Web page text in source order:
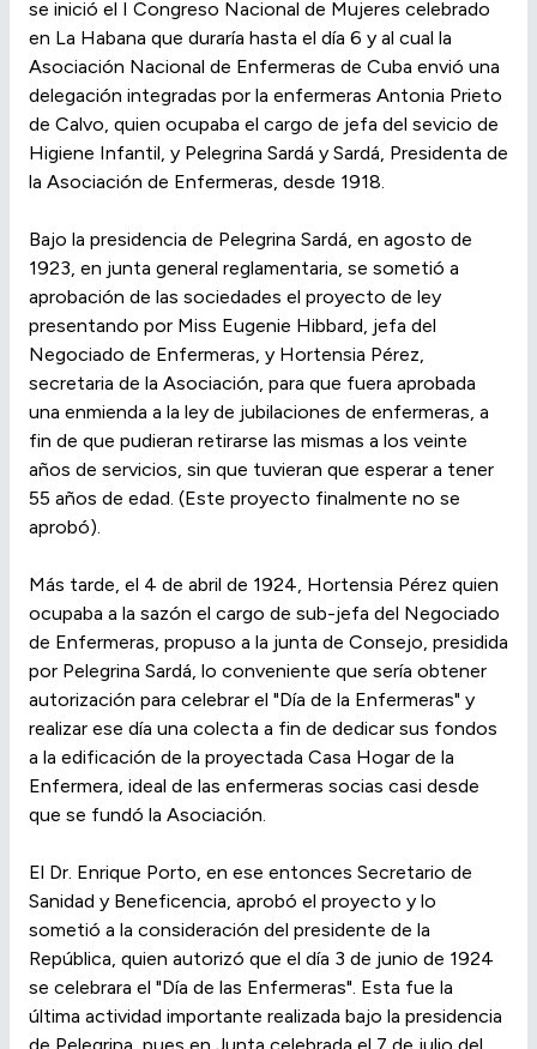
se inició el I Congreso Nacional de Mujeres celebrado
en La Habana que duraría hasta el día 6 y al cual la
Asociación Nacional de Enfermeras de Cuba envió una
delegación integradas por la enfermeras Antonia Prieto
de Calvo, quien ocupaba el cargo de jefa del sevicio de
Higiene Infantil, y Pelegrina Sardá y Sardá, Presidenta de
la Asociación de Enfermeras, desde 1918.
Bajo la presidencia de Pelegrina Sardá, en agosto de
1923, en junta general reglamentaria, se sometió a
aprobación de las sociedades el proyecto de ley
presentando por Miss Eugenie Hibbard, jefa del
Negociado de Enfermeras, y Hortensia Pérez,
secretaria de la Asociación, para que fuera aprobada
una enmienda a la ley de jubilaciones de enfermeras, a
fin de que pudieran retirarse las mismas a los veinte
años de servicios, sin que tuvieran que esperar a tener
55 años de edad. (Este proyecto finalmente no se
aprobó).
Más tarde, el 4 de abril de 1924, Hortensia Pérez quien
ocupaba a la sazón el cargo de sub-jefa del Negociado
de Enfermeras, propuso a la junta de Consejo, presidida
por Pelegrina Sardá, lo conveniente que sería obtener
autorización para celebrar el "Día de la Enfermeras" y
realizar ese día una colecta a fin de dedicar sus fondos
a la edificación de la proyectada Casa Hogar de la
Enfermera, ideal de las enfermeras socias casi desde
que se fundó la Asociación.
El Dr. Enrique Porto, en ese entonces Secretario de
Sanidad y Beneficencia, aprobó el proyecto y lo
sometió a la consideración del presidente de la
República, quien autorizó que el día 3 de junio de 1924
se celebrara el "Día de las Enfermeras". Esta fue la
última actividad importante realizada bajo la presidencia
de Pelegrina, pues en Junta celebrada el 7 de julio del